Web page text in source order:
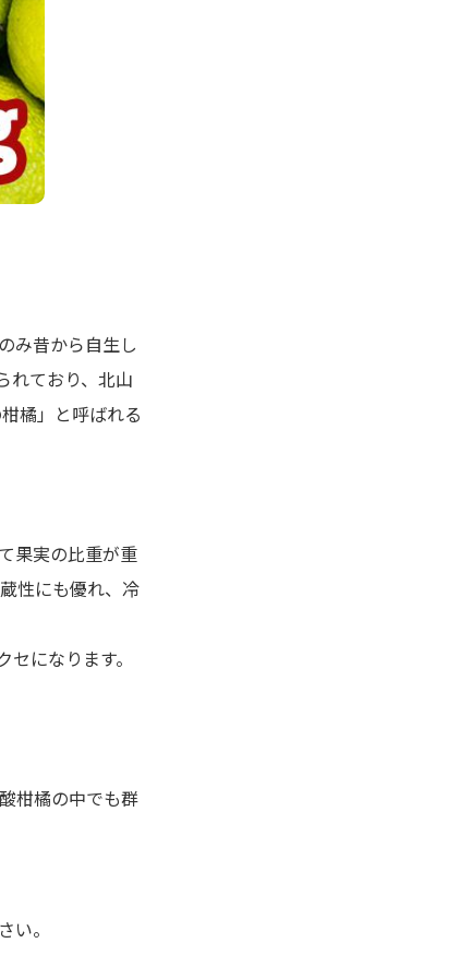
み昔から自生し
れており、北山
橘」と呼ばれる
果実の比重が重
性にも優れ、冷
になります。
柑橘の中でも群
。